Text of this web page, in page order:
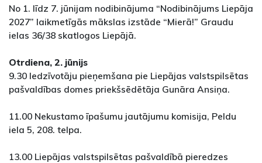
No 1. līdz 7. jūnijam nodibinājuma “Nodibinājums Liepāja
2027” laikmetīgās mākslas izstāde “Mierā!” Graudu
ielas 36/38 skatlogos Liepājā.
Otrdiena, 2. jūnijs
9.30 Iedzīvotāju pieņemšana pie Liepājas valstspilsētas
pašvaldības domes priekšsēdētāja Gunāra Ansiņa.
11.00 Nekustamo īpašumu jautājumu komisija, Peldu
iela 5, 208. telpa.
13.00 Liepājas valstspilsētas pašvaldībā pieredzes